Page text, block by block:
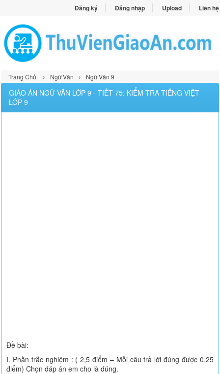
Đăng ký Đăng nhập Upload Liên hệ
Trang Chủ › Ngữ Văn › Ngữ Văn 9
GIÁO ÁN NGỮ VĂN LỚP 9 - TIẾT 75: KIỂM TRA TIẾNG VIỆT
LỚP 9
Đề bài:
I. Phần trắc nghiệm : ( 2,5 điểm – Mỗi câu trả lời đúng được 0,25
điểm) Chọn đáp án em cho là đúng.